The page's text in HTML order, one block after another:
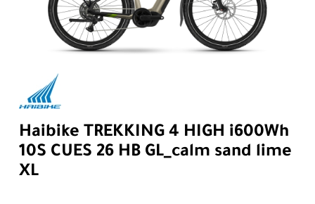
Haibike TREKKING 4 HIGH i600Wh
10S CUES 26 HB GL_calm sand lime
XL